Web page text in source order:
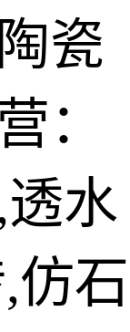
瓷
：
水
仿石